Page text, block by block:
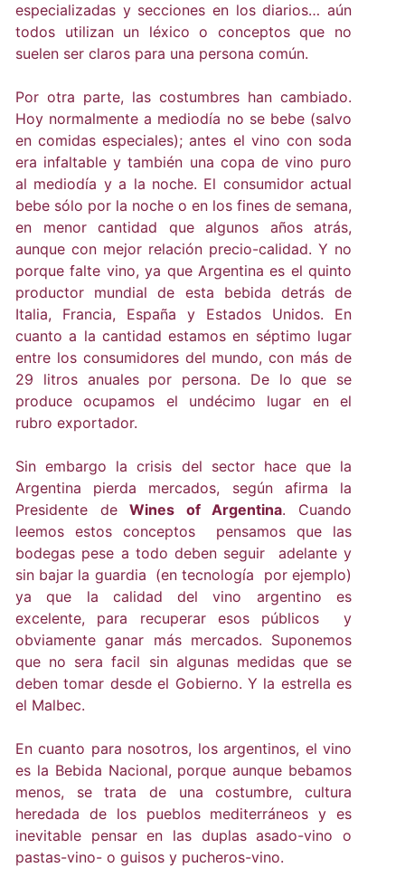
especializadas y secciones en los diarios… aún
todos utilizan un léxico o conceptos que no
suelen ser claros para una persona común.
Por otra parte, las costumbres han cambiado.
Hoy normalmente a mediodía no se bebe (salvo
en comidas especiales); antes el vino con soda
era infaltable y también una copa de vino puro
al mediodía y a la noche. El consumidor actual
bebe sólo por la noche o en los fines de semana,
en menor cantidad que algunos años atrás,
aunque con mejor relación precio-calidad. Y no
porque falte vino, ya que Argentina es el quinto
productor mundial de esta bebida detrás de
Italia, Francia, España y Estados Unidos. En
cuanto a la cantidad estamos en séptimo lugar
entre los consumidores del mundo, con más de
29 litros anuales por persona. De lo que se
produce ocupamos el undécimo lugar en el
rubro exportador.
Sin embargo la crisis del sector hace que la
Argentina pierda mercados, según afirma la
Presidente deWines of Argentina. Cuando
leemos estos conceptos pensamos que las
bodegas pese a todo deben seguir adelante y
sin bajar la guardia (en tecnología por ejemplo)
ya que la calidad del vino argentino es
excelente, para recuperar esos públicos y
obviamente ganar más mercados. Suponemos
que no sera facil sin algunas medidas que se
deben tomar desde el Gobierno. Y la estrella es
el Malbec.
En cuanto para nosotros, los argentinos, el vino
es la Bebida Nacional, porque aunque bebamos
menos, se trata de una costumbre, cultura
heredada de los pueblos mediterráneos y es
inevitable pensar en las duplas asado-vino o
pastas-vino- o guisos y pucheros-vino.